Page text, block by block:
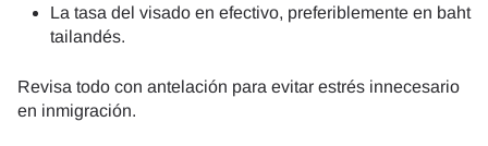
La tasa del visado en efectivo, preferiblemente en baht
tailandés.
Revisa todo con antelación para evitar estrés innecesario
en inmigración.